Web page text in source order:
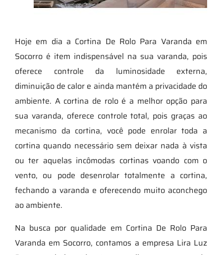
Hoje em dia a Cortina De Rolo Para Varanda em
Socorro é item indispensável na sua varanda, pois
oferece controle da luminosidade externa,
diminuição de calor e ainda mantém a privacidade do
ambiente. A cortina de rolo é a melhor opção para
sua varanda, oferece controle total, pois graças ao
mecanismo da cortina, você pode enrolar toda a
cortina quando necessário sem deixar nada à vista
ou ter aquelas incômodas cortinas voando com o
vento, ou pode desenrolar totalmente a cortina,
fechando a varanda e oferecendo muito aconchego
ao ambiente.
Na busca por qualidade em Cortina De Rolo Para
Varanda em Socorro, contamos a empresa Lira Luz